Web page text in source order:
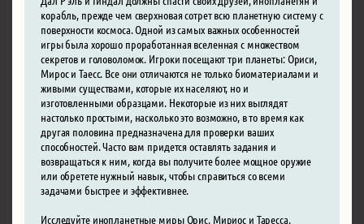
корабль, прежде чем сверхновая сотрет всю планетную систему с
поверхности космоса. Одной из самых важных особенностей
игры была хорошо проработанная вселенная с множеством
секретов и головоломок. Игроки посещают три планеты: Ориси,
Мирос и Таесс. Все они отличаются не только биоматериалами и
живыми существами, которые их населяют, но и
изготовленными образцами. Некоторые из них выглядят
настолько простыми, насколько это возможно, в то время как
другая половина предназначена для проверки ваших
способностей. Часто вам придется оставлять задания и
возвращаться к ним, когда вы получите более мощное оружие
или обретете нужный навык, чтобы справиться со всеми
задачами быстрее и эффективнее.
Исследуйте инопланетные миры Орис, Мириос и Таресса.